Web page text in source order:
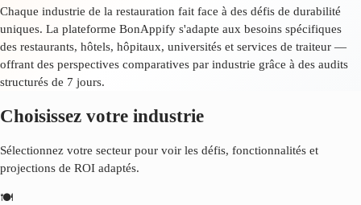
Chaque industrie de la restauration fait face à des défis de durabilité
uniques. La plateforme BonAppify s'adapte aux besoins spécifiques
des restaurants, hôtels, hôpitaux, universités et services de traiteur —
offrant des perspectives comparatives par industrie grâce à des audits
structurés de 7 jours.
Choisissez votre industrie
Sélectionnez votre secteur pour voir les défis, fonctionnalités et
projections de ROI adaptés.
🍽